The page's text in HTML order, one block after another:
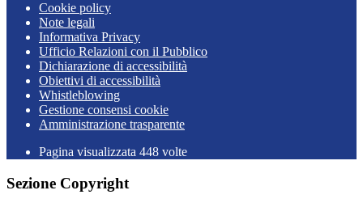
Cookie policy
Note legali
Informativa Privacy
Ufficio Relazioni con il Pubblico
Dichiarazione di accessibilità
Obiettivi di accessibilità
Whistleblowing
Gestione consensi cookie
Amministrazione trasparente
Pagina visualizzata 448 volte
Sezione Copyright